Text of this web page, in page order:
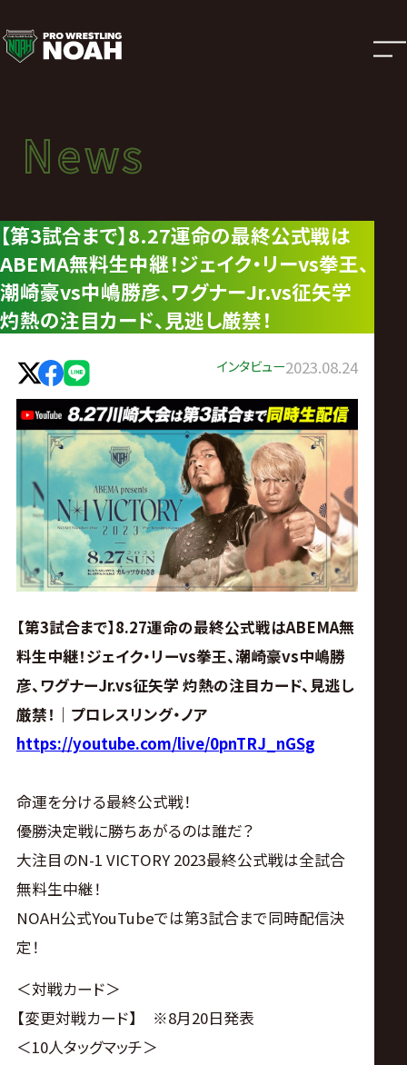
ニ
ュ
ー
ス
|
プ
ロ
レ
ス
ン
グ・
ノ
ア
公
サ
イ
ト
News
ニュース
News
【第3試合まで】8.27運命の最終公式戦は
ABEMA無料生中継！ジェイク・リーvs拳王、
潮崎豪vs中嶋勝彦、ワグナーJr.vs征矢学
灼熱の注目カード、見逃し厳禁！
インタビュー2023.08.24
【第3試合まで】8.27運命の最終公式戦はABEMA無
料生中継！ジェイク・リーvs拳王、潮崎豪vs中嶋勝
彦、ワグナーJr.vs征矢学 灼熱の注目カード、見逃し
厳禁！｜プロレスリング・ノア
https://youtube.com/live/0pnTRJ_nGSg
命運を分ける最終公式戦！
優勝決定戦に勝ちあがるのは誰だ？
大注目のN-1 VICTORY 2023最終公式戦は全試合
無料生中継！
NOAH公式YouTubeでは第3試合まで同時配信決
定！
＜対戦カード＞
【変更対戦カード】 ※8月20日発表
＜10人タッグマッチ＞